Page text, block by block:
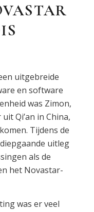
uitgebreide
en software
was Zimon,
Qi’an in China,
Tijdens de
uitleg
als de
het Novastar-
was er veel